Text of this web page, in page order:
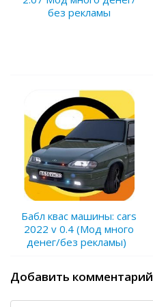
без рекламы
Бабл квас машины: cars
2022 v 0.4 (Мод много
денег/без рекламы)
Добавить комментарий